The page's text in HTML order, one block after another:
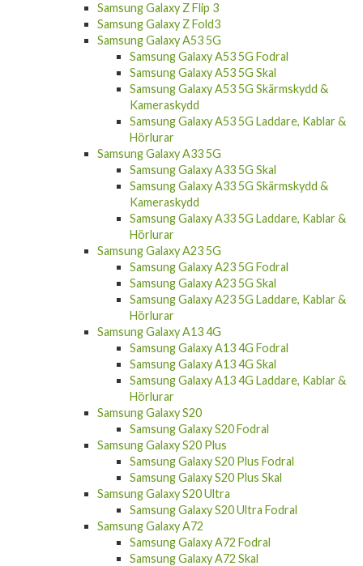
Samsung Galaxy Z Flip 3
Samsung Galaxy Z Fold3
Samsung Galaxy A53 5G
Samsung Galaxy A53 5G Fodral
Samsung Galaxy A53 5G Skal
Samsung Galaxy A53 5G Skärmskydd &
Kameraskydd
Samsung Galaxy A53 5G Laddare, Kablar &
Hörlurar
Samsung Galaxy A33 5G
Samsung Galaxy A33 5G Skal
Samsung Galaxy A33 5G Skärmskydd &
Kameraskydd
Samsung Galaxy A33 5G Laddare, Kablar &
Hörlurar
Samsung Galaxy A23 5G
Samsung Galaxy A23 5G Fodral
Samsung Galaxy A23 5G Skal
Samsung Galaxy A23 5G Laddare, Kablar &
Hörlurar
Samsung Galaxy A13 4G
Samsung Galaxy A13 4G Fodral
Samsung Galaxy A13 4G Skal
Samsung Galaxy A13 4G Laddare, Kablar &
Hörlurar
Samsung Galaxy S20
Samsung Galaxy S20 Fodral
Samsung Galaxy S20 Plus
Samsung Galaxy S20 Plus Fodral
Samsung Galaxy S20 Plus Skal
Samsung Galaxy S20 Ultra
Samsung Galaxy S20 Ultra Fodral
Samsung Galaxy A72
Samsung Galaxy A72 Fodral
Samsung Galaxy A72 Skal